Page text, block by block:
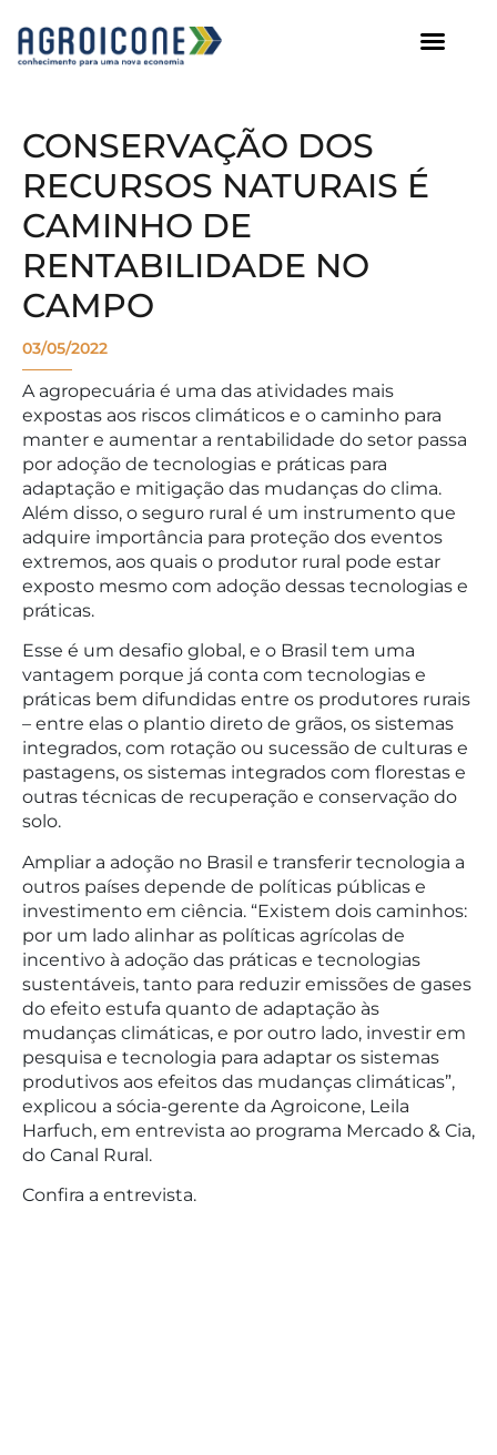
CONSERVAÇÃO DOS
RECURSOS NATURAIS É
CAMINHO DE
RENTABILIDADE NO
CAMPO
03/05/2022
A agropecuária é uma das atividades mais
expostas aos riscos climáticos e o caminho para
manter e aumentar a rentabilidade do setor passa
por adoção de tecnologias e práticas para
adaptação e mitigação das mudanças do clima.
Além disso, o seguro rural é um instrumento que
adquire importância para proteção dos eventos
extremos, aos quais o produtor rural pode estar
exposto mesmo com adoção dessas tecnologias e
práticas.
Esse é um desafio global, e o Brasil tem uma
vantagem porque já conta com tecnologias e
práticas bem difundidas entre os produtores rurais
– entre elas o plantio direto de grãos, os sistemas
integrados, com rotação ou sucessão de culturas e
pastagens, os sistemas integrados com florestas e
outras técnicas de recuperação e conservação do
solo.
Ampliar a adoção no Brasil e transferir tecnologia a
outros países depende de políticas públicas e
investimento em ciência. “Existem dois caminhos:
por um lado alinhar as políticas agrícolas de
incentivo à adoção das práticas e tecnologias
sustentáveis, tanto para reduzir emissões de gases
do efeito estufa quanto de adaptação às
mudanças climáticas, e por outro lado, investir em
pesquisa e tecnologia para adaptar os sistemas
produtivos aos efeitos das mudanças climáticas”,
explicou a sócia-gerente da Agroicone, Leila
Harfuch, em entrevista ao programa Mercado & Cia,
do Canal Rural.
Confira a entrevista.